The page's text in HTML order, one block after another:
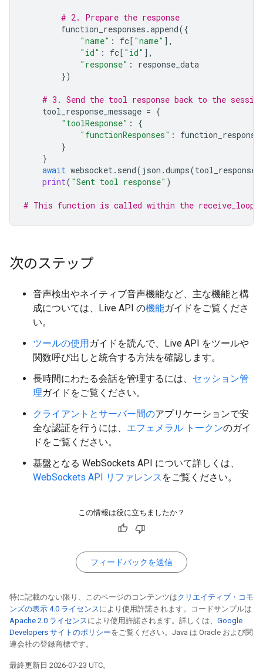
# 2. Prepare the response
function_responses .append({
"name" : fc[ "name" ],
"id" : fc[ "id" ],
"response" :
response_data
})
# 3. Send the tool response back to the session
tool_response_message = {
"toolResponse" :
{
"functionResponses" :
}
}
await websocket. send( json .dumps(
print( "Sent tool response" )
# This function is called within the receive_loop
次のステップ
音声検出やネイティブ音声機能など、主な機能と構
成については、Live API の機能ガイドをご覧くださ
い。
ツールの使用ガイドを読んで、Live API をツールや
関数呼び出しと統合する方法を確認します。
長時間にわたる会話を管理するには、 セッション管
理ガイドをご覧ください。
クライアントとサーバー間のアプリケーションで安
全な認証を行うには、 エフェメラル トークンのガイ
ドをご覧ください。
基盤となる WebSockets API について詳しくは、
WebSockets API リファレンス をご覧ください。
この情報は役に立ちましたか？
フィードバックを送信
特に記載のない限り、このページのコンテンツはクリエイティブ・コモ
ンズの表示 4.0 ライセンスにより使用許諾されます。コードサンプルは
Apache 2.0 ライセンスにより使用許諾されます。詳しくは、 Google
Developers サイトのポリシーをご覧ください。Java は Oracle および関
連会社の登録商標です。
最終更新日 2026-07-23 UTC。